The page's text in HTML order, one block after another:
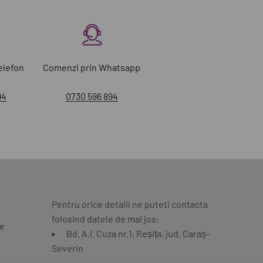
Comenzi prin Whatsapp
0730 596 894
Pentru orice detalii ne puteti contacta
folosind datele de mai jos:
Bd. A.I. Cuza nr.1, Reșița, jud. Caraș-
Severin